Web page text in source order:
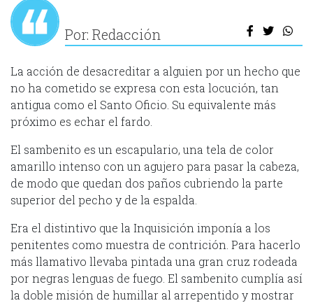
Por: Redacción
La acción de desacreditar a alguien por un hecho que
no ha cometido se expresa con esta locución, tan
antigua como el Santo Oficio. Su equivalente más
próximo es echar el fardo.
El sambenito es un escapulario, una tela de color
amarillo intenso con un agujero para pasar la cabeza,
de modo que quedan dos paños cubriendo la parte
superior del pecho y de la espalda.
Era el distintivo que la Inquisición imponía a los
penitentes como muestra de contrición. Para hacerlo
más llamativo llevaba pintada una gran cruz rodeada
por negras lenguas de fuego. El sambenito cumplía así
la doble misión de humillar al arrepentido y mostrar